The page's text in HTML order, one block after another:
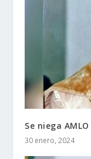
Se niega
30 enero, 2024